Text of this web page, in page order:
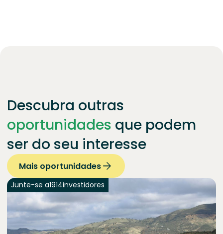
Descubra outras
oportunidades que podem
ser do seu interesse
Mais oportunidades
Junte-se a1914investidores